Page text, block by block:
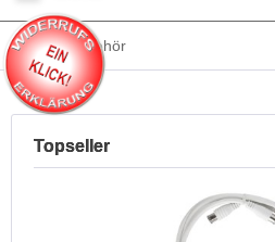
Kabel + Zubehör
Topseller